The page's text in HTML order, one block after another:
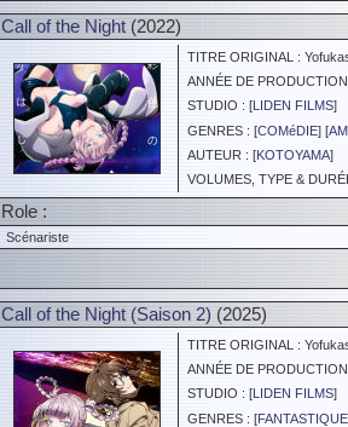
Call of the Night (2022)
TITRE ORIGINAL :
ANNÉE DE
STUDIO : [LIDEN FILMS]
GENRES : [COMéDIE] [
AUTEUR : [KOTOYAMA]
VOLUMES, TYPE &
Role :
Scénariste
Call of the Night (Saison 2) (2025)
TITRE ORIGINAL :
ANNÉE DE
STUDIO : [LIDEN FILMS]
GENRES : [